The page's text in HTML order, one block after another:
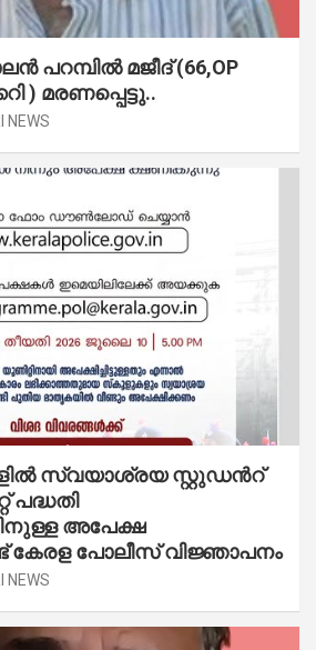
പറമ്പിൽ മജീദ് (66,OP
) മരണപ്പെട്ടു..
NEWS
സ്വയാശ്രയ സ്റ്റുഡന്‍റ്
പദ്ധതി
അപേക്ഷ
കേരള പോലീസ് വിജ്ഞാപനം
NEWS